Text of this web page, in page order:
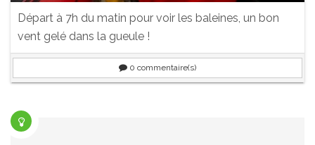
Départ à 7h du matin pour voir les baleines, un bon
vent gelé dans la gueule !
0 commentaire(s)